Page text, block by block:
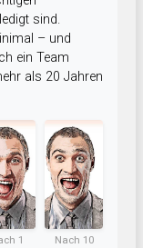
sind.
– und
ein Team
als 20 Jahren
1
Nach 10